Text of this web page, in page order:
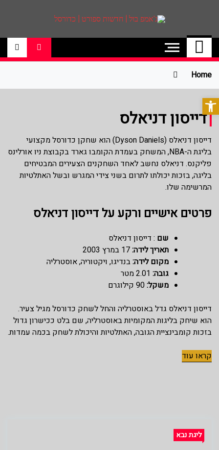
פתח סרגל נגישות
ג'אמפ בול | חדשות
ספורט | כדורסל
אתר גאמפ בול ישראל אתר חדשות ספורט
כדורסל האתר מסקר את ליגות הכדורסל
הטובות בעולם ליגת הנבא, ליגת העל
בכדורסל , יורוליג, ועוד. לפרטים היכנסו לאתר
Home
דייסון דניאלס
דייסון דניאלס (Dyson Daniels) הוא שחקן כדורסל מקצועי
בליגת ה-NBA, המשחק בעמדת הקומבו גארד בקבוצת ניו אורלינס
פליקנס. דניאלס נחשב לאחד השחקנים הצעירים המבטיחים
בליגה, בזכות יכולתו לתרום בשני צידי המגרש ובשל האתלטיות
המרשימה שלו.
פרטים אישיים ורקע על דייסון דניאלס
שם : דייסון דניאלס
תאריך לידה:
מקום לידה:בנדיגו, ויקטוריה, אוסטרליה
גובה:
משקל:
דייסון דניאלס גדל באוסטרליה והחל לשחק כדורסל מגיל צעיר.
הוא שיחק בליגות המקומיות באוסטרליה, שם בלט ככישרון גדול
בזכות קומבינציית הגובה, האתלטיות והיכולת לשחק בכמה עמדות.
קראו עוד
ליגת נבא